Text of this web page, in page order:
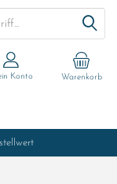
Warenkorb
Konto